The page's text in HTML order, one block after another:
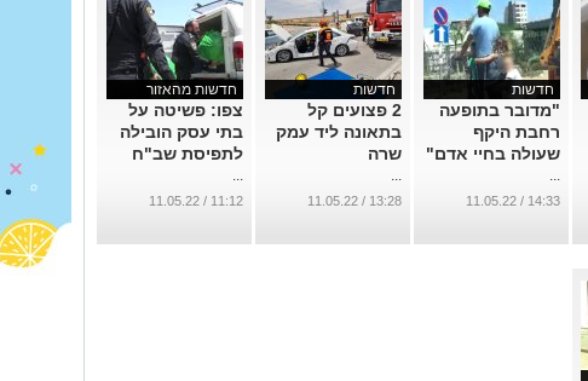
חדשות
"מדובר בתופעה
רחבת היקף
שעולה בחיי אדם"
...
14:33 / 11.05.22
חדשות
2 פצועים קל
בתאונה ליד עמק
שרה
...
13:28 / 11.05.22
חדשות מהאזור
צפו: פשיטה על
בתי עסק הובילה
לתפיסת שב"ח
...
11:12 / 11.05.22